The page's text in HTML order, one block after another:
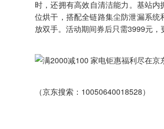
时，还拥有高效自清洁能力。基站
位烘干，搭配全链路集尘防泄漏系
放双手。活动期间券后只需3999元
（京东搜索：10050640018528）